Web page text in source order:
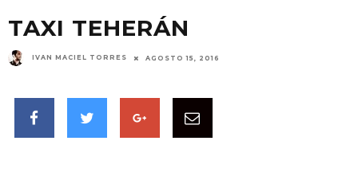
TAXI TEHERÁN
IVAN MACIEL TORRES AGOSTO 15, 2016